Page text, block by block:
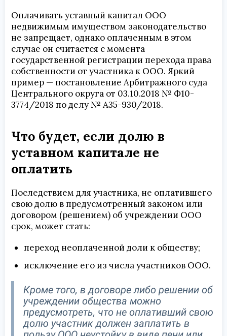
Оплачивать уставный капитал ООО
недвижимым имуществом законодательство
не запрещает, однако оплаченным в этом
случае он считается с момента
государственной регистрации перехода права
собственности от участника к ООО. Яркий
пример — постановление Арбитражного суда
Центрального округа от 03.10.2018 № Ф10-
3774/2018 по делу № А35-930/2018.
Что будет, если долю в
уставном капитале не
оплатить
Последствием для участника, не оплатившего
свою долю в предусмотренный законом или
договором (решением) об учреждении ООО
срок, может стать:
переход неоплаченной доли к обществу;
исключение его из числа участников ООО.
Кроме того, в договоре либо решении об
учреждении общества можно
предусмотреть, что не оплативший свою
долю участник должен заплатить в